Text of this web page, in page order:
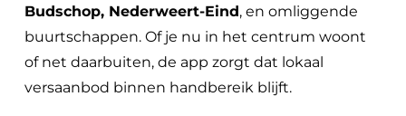
Budschop, Nederweert-Eind, en omliggende
buurtschappen. Of je nu in het centrum woont
of net daarbuiten, de app zorgt dat lokaal
versaanbod binnen handbereik blijft.